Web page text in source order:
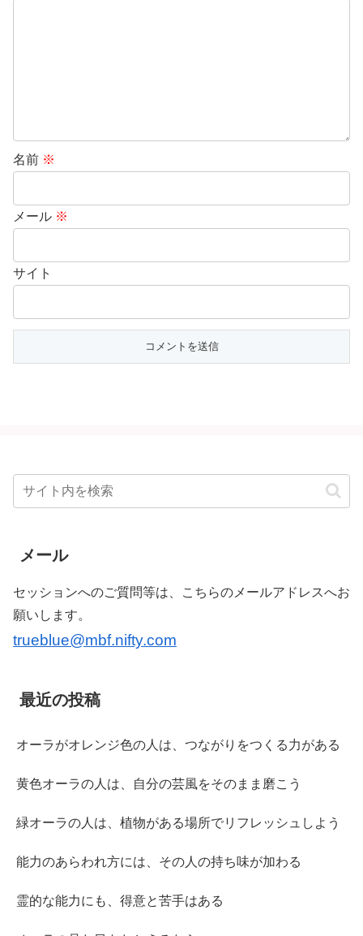
名前 ※
メール ※
サイト
メール
セッションへのご質問等は、こちらのメールアドレスへお
願いします。
trueblue@mbf.nifty.com
最近の投稿
オーラがオレンジ色の人は、つながりをつくる力がある
黄色オーラの人は、自分の芸風をそのまま磨こう
緑オーラの人は、植物がある場所でリフレッシュしよう
能力のあらわれ方には、その人の持ち味が加わる
霊的な能力にも、得意と苦手はある